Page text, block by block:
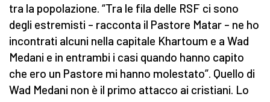
tra la popolazione. “Tra le fila delle RSF ci sono
degli estremisti – racconta il Pastore Matar – ne ho
incontrati alcuni nella capitale Khartoum e a Wad
Medani e in entrambi i casi quando hanno capito
che ero un Pastore mi hanno molestato”. Quello di
Wad Medani non è il primo attacco ai cristiani. Lo